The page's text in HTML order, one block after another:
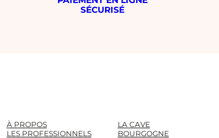
SÉCURISÉ
À PROPOS
LES PROFESSIONNELS
LA CAVE
BOURGOGNE